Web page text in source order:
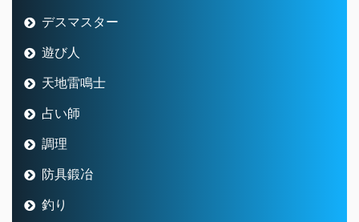
デスマスター
遊び人
天地雷鳴士
占い師
調理
防具鍛冶
釣り